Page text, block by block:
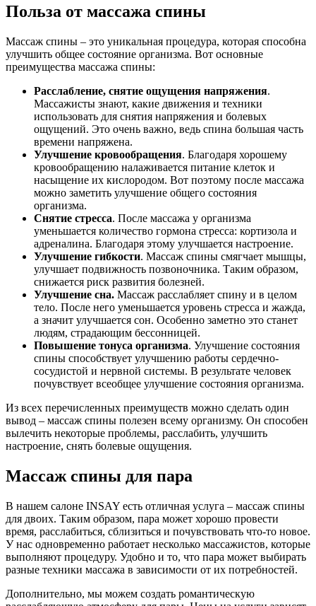
Польза от массажа спины
Массаж спины – это уникальная процедура, которая способна
улучшить общее состояние организма. Вот основные
преимущества массажа спины:
Расслабление, снятие ощущения напряжения.
Массажисты знают, какие движения и техники
использовать для снятия напряжения и болевых
ощущений. Это очень важно, ведь спина большая часть
времени напряжена.
Улучшение кровообращения. Благодаря хорошему
кровообращению налаживается питание клеток и
насыщение их кислородом. Вот поэтому после массажа
можно заметить улучшение общего состояния
организма.
Снятие стресса. После массажа у организма
уменьшается количество гормона стресса: кортизола и
адреналина. Благодаря этому улучшается настроение.
Улучшение гибкости. Массаж спины смягчает мышцы,
улучшает подвижность позвоночника. Таким образом,
снижается риск развития болезней.
Улучшение сна. Массаж расслабляет спину и в целом
тело. После него уменьшается уровень стресса и жажда,
а значит улучшается сон. Особенно заметно это станет
людям, страдающим бессонницей.
Повышение тонуса организма. Улучшение состояния
спины способствует улучшению работы сердечно-
сосудистой и нервной системы. В результате человек
почувствует всеобщее улучшение состояния организма.
Из всех перечисленных преимуществ можно сделать один
вывод – массаж спины полезен всему организму. Он способен
вылечить некоторые проблемы, расслабить, улучшить
настроение, снять болевые ощущения.
Массаж спины для пара
В нашем салоне INSAY есть отличная услуга – массаж спины
для двоих. Таким образом, пара может хорошо провести
время, расслабиться, сблизиться и почувствовать что-то новое.
У нас одновременно работает несколько массажистов, которые
выполняют процедуру. Удобно и то, что пара может выбирать
разные техники массажа в зависимости от их потребностей.
Дополнительно, мы можем создать романтическую